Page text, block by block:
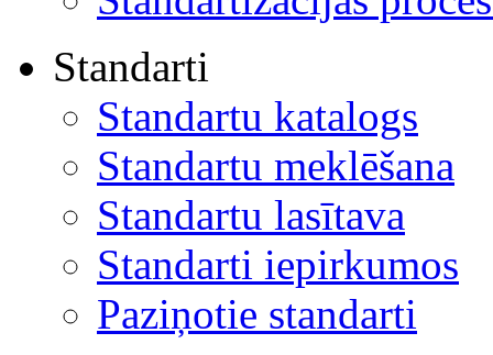
Standarti
Standartu katalogs
Standartu meklēšana
Standartu lasītava
Standarti iepirkumos
Paziņotie standarti